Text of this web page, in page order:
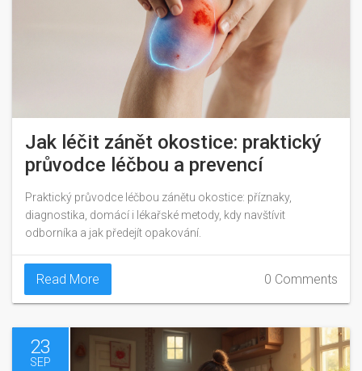
Jak léčit zánět okostice: praktický
průvodce léčbou a prevencí
Praktický průvodce léčbou zánětu okostice: příznaky,
diagnostika, domácí i lékařské metody, kdy navštívit
odborníka a jak předejít opakování.
Read More 0 Comments
23
SEP